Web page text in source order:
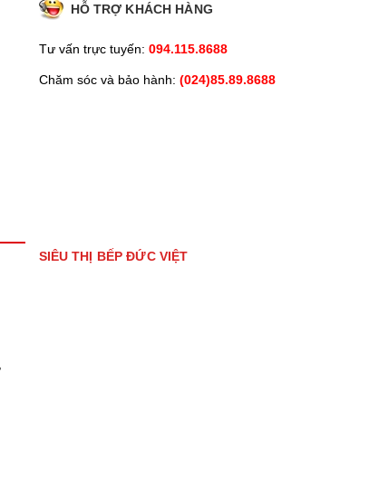
HỖ TRỢ KHÁCH HÀNG
Tư vấn trực tuyến: 094.115.8688
Chăm sóc và bảo hành: (024)85.89.8688
SIÊU THỊ BẾP ĐỨC VIỆT